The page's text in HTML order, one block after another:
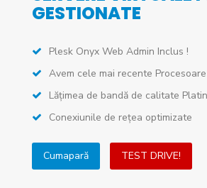
GESTIONATE
Plesk Onyx Web Admin Inclus !
Avem cele mai recente
Lățimea de bandă de calitate
Conexiunile de rețea optimizate
Cumapară TEST DRIVE!